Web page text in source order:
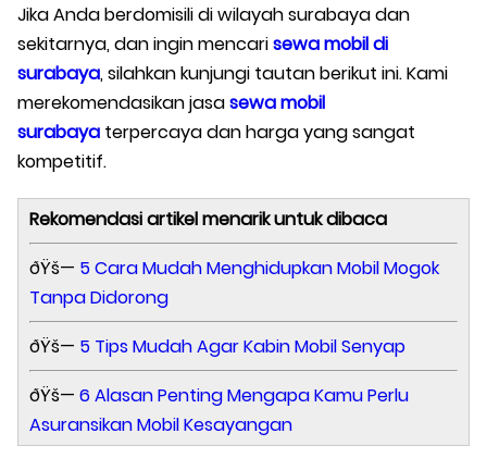
Jika Anda berdomisili di wilayah surabaya dan
sekitarnya, dan ingin mencarisewa mobil di
surabaya, silahkan kunjungi tautan berikut ini. Kami
merekomendasikan jasasewa mobil
surabaya terpercaya dan harga yang sangat
kompetitif.
Rekomendasi artikel menarik untuk dibaca
ðŸš— 5 Cara Mudah Menghidupkan Mobil Mogok
Tanpa Didorong
ðŸš— 5 Tips Mudah Agar Kabin Mobil Senyap
ðŸš— 6 Alasan Penting Mengapa Kamu Perlu
Asuransikan Mobil Kesayangan